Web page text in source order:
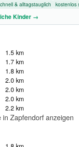
& alltagstauglich kostenlos
Kinder →
1.5 km
1.7 km
1.8 km
2.0 km
2.0 km
2.0 km
2.2 km
Zapfendorf anzeigen